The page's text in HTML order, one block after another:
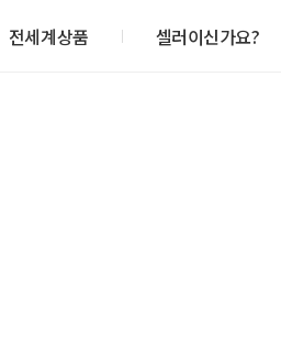
전세계상품 셀러이신가요?